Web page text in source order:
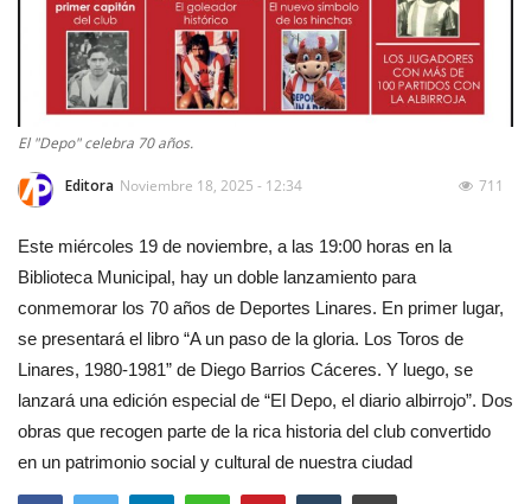
El "Depo" celebra 70 años.
Editora Noviembre 18, 2025 - 12:34 711
Este miércoles 19 de noviembre, a las 19:00 horas en la
Biblioteca Municipal, hay un doble lanzamiento para
conmemorar los 70 años de Deportes Linares. En primer lugar,
se presentará el libro “A un paso de la gloria. Los Toros de
Linares, 1980-1981” de Diego Barrios Cáceres. Y luego, se
lanzará una edición especial de “El Depo, el diario albirrojo”. Dos
obras que recogen parte de la rica historia del club convertido
en un patrimonio social y cultural de nuestra ciudad